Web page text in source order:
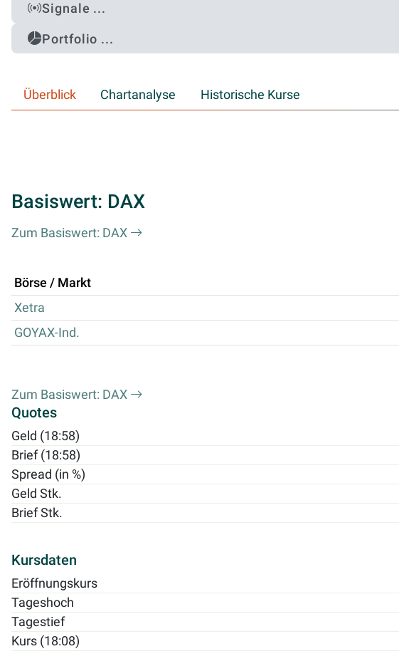
Signale ...
Portfolio ...
Überblick Chartanalyse Historische Kurse
Basiswert: DAX
Zum Basiswert: DAX
Börse / Markt
Xetra
GOYAX-Ind.
Zum Basiswert: DAX
Quotes
Geld (18:58)
Brief (18:58)
Spread (in %)
Geld Stk.
Brief Stk.
Kursdaten
Eröffnungskurs
Tageshoch
Tagestief
Kurs (18:08)